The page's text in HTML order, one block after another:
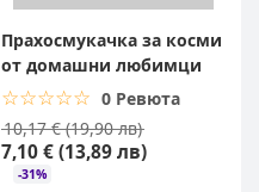
Прахосмукачка за косми
от домашни любимци
☆☆☆☆☆
★★★★★ 0 Ревюта
10,17 € (19,90 лв)
7,10 € (13,89 лв)
-31%